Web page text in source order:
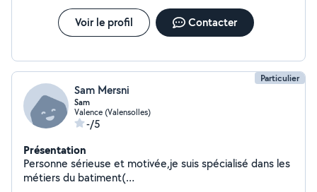
Voir le profil Contacter
Particulier
Sam Mersni
Sam
Valence (Valensolles)
-/5
Présentation
Personne sérieuse et motivée,je suis spécialisé dans les
métiers du batiment(